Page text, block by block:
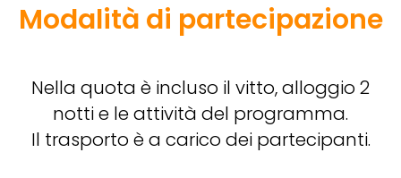
Modalità di partecipazione
Nella quota è incluso il vitto, alloggio 2
notti e le attività del programma.
Il trasporto è a carico dei partecipanti.